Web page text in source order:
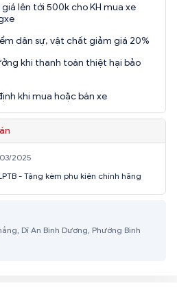
lên tới 500k cho KH mua xe
dân sự, vật chất giảm giá 20%
khi thanh toán thiệt hại bảo
khi mua hoặc bán xe
2025
- Tặng kèm phụ kiện chính hãng
Dĩ An Bình Dương, Phường Bình